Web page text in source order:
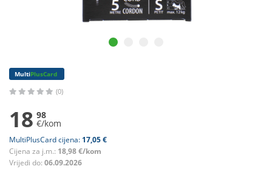
MultiPlusCard
(0)
18 98
€/kom
MultiPlusCard cijena: 17,05 €
Cijena za j.m.: 18,98 €/kom
Vrijedi do: 06.09.2026